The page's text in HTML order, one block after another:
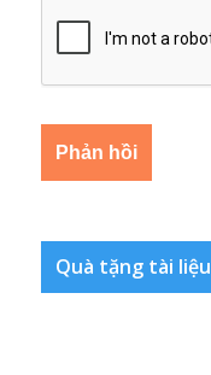
Quà tặng tài liệu